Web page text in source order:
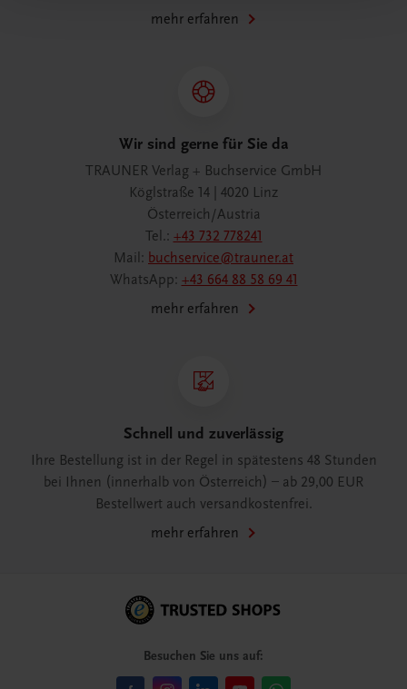
mehr erfahren
Wir sind gerne für Sie da
TRAUNER Verlag + Buchservice GmbH
Köglstraße 14 | 4020 Linz
Österreich/Austria
Tel.: +43 732 778241
Mail: buchservice@trauner.at
WhatsApp: +43 664 88 58 69 41
mehr erfahren
Schnell und zuverlässig
Ihre Bestellung ist in der Regel in spätestens 48 Stunden
bei Ihnen (innerhalb von Österreich) – ab 29,00 EUR
Bestellwert auch versandkostenfrei.
mehr erfahren
Besuchen Sie uns auf: